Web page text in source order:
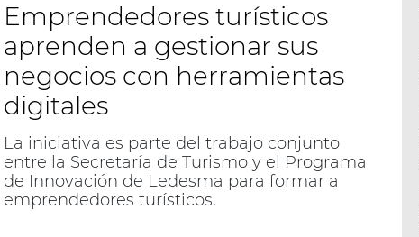
Emprendedores turísticos
aprenden a gestionar sus
negocios con herramientas
digitales
La iniciativa es parte del trabajo conjunto
entre la Secretaría de Turismo y el Programa
de Innovación de Ledesma para formar a
emprendedores turísticos.